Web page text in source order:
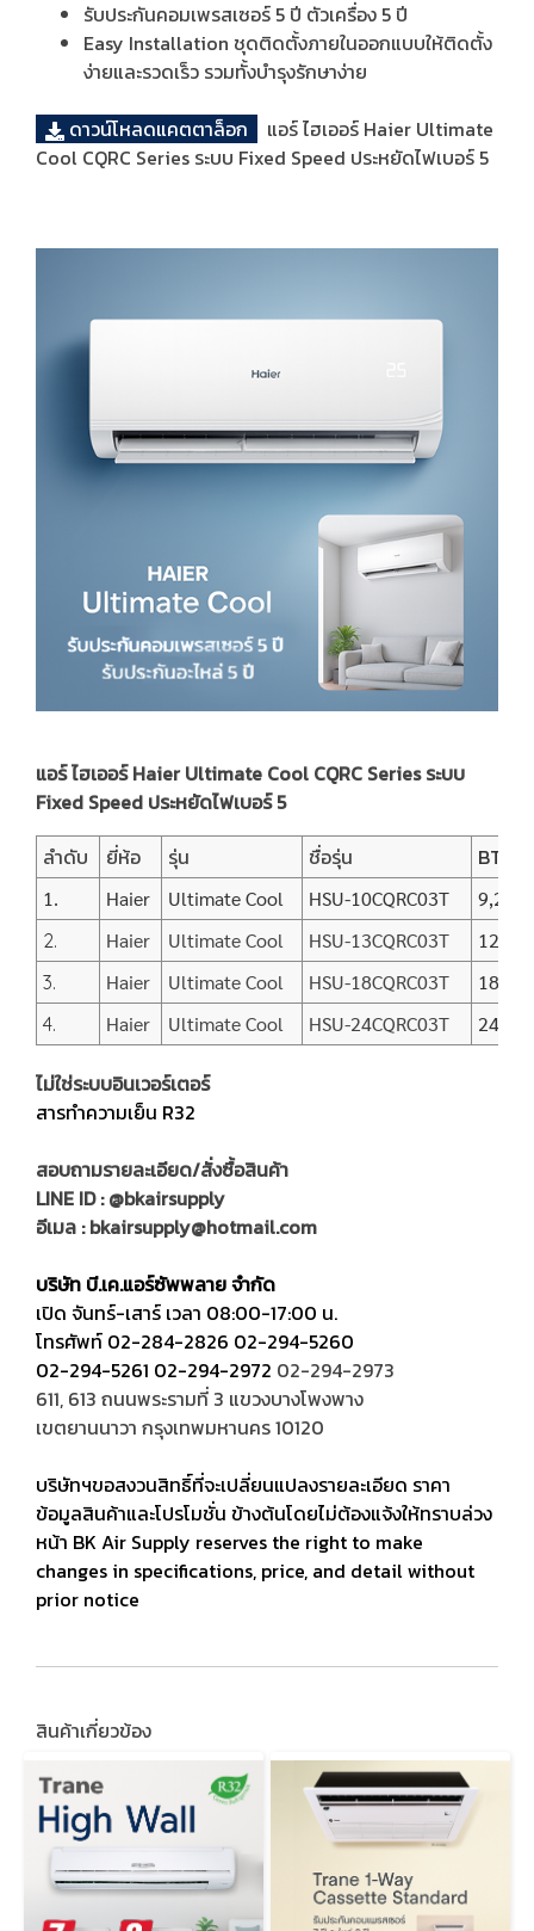
รับประกันคอมเพรสเซอร์ 5 ปี ตัวเครื่อง 5 ปี
Easy Installation ชุดติดตั้งภายในออกแบบให้ติดตั้ง
ง่ายและรวดเร็ว รวมทั้งบำรุงรักษาง่าย
ดาวน์โหลดแคตตาล็อก
แอร์ ไฮเออร์ Haier Ultimate
Cool CQRC Series ระบบ Fixed Speed ประหยัดไฟเบอร์ 5
แอร์ ไฮเออร์ Haier Ultimate Cool CQRC Series ระบบ
Fixed Speed ประหยัดไฟเบอร์ 5
ลำดับ
ยี่ห้อ รุ่น ชื่อรุ่น BTU
1. Haier Ultimate Cool HSU-10CQRC03T 9,200
2. Haier Ultimate Cool HSU-13CQRC03T
3. Haier Ultimate Cool HSU-18CQRC03T
4. Haier Ultimate Cool HSU-24CQRC03T
ไม่ใช่ระบบอินเวอร์เตอร์
สารทำความเย็น R32
สอบถามรายละเอียด/สั่งซื้อสินค้า
LINE ID :@bkairsupply
อีเมล :bkairsupply@hotmail.com
บริษัท บี.เค.แอร์ซัพพลาย จำกัด
เปิด จันทร์-เสาร์ เวลา 08:00-17:00 น.
โทรศัพท์ 02-284-2826 02-294-5260
02-294-5261 02-294-2972 02-294-2973
611, 613 ถนนพระรามที่ 3 แขวงบางโพงพาง
เขตยานนาวา กรุงเทพมหานคร 10120
บริษัทฯขอสงวนสิทธิ์ที่จะเปลี่ยนแปลงรายละเอียด ราคา
ข้อมูลสินค้าและโปรโมชั่น ข้างต้นโดยไม่ต้องแจ้งให้ทราบล่วง
หน้า BK Air Supply reserves the right to make
changes in specifications, price, and detail without
prior notice
สินค้าเกี่ยวข้อง